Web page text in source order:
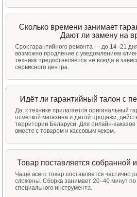
Сколько времени занимает
Дают ли замену на
Срок гарантийного ремонта — до 14–21
возможно продление с уведомлением
техника предоставляется не всегда и
сервисного центра.
Идёт ли гарантийный талон с
Да, к технике прилагается оригинальный
отметкой магазина и датой продажи,
территории Беларуси. Для онлайн-заказов
вместе с товаром и кассовым чеком.
Товар поставляется собранной
Чаще всего товар поставляется частично
сложены. Сборка занимает 20–40 минут по
специального инструмента.